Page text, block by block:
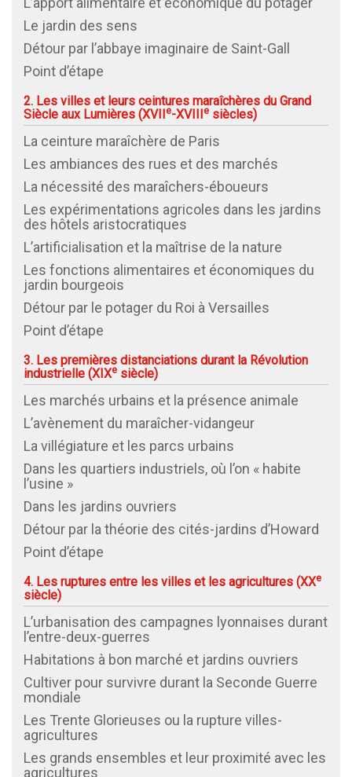
Le jardin des sens
Détour par l’abbaye imaginaire de Saint-Gall
Point d’étape
2. Les villes et leurs ceintures maraîchères du Grand
Siècle aux Lumières (XVIIe-XVIIIe siècles)
La ceinture maraîchère de Paris
Les ambiances des rues et des marchés
La nécessité des maraîchers-éboueurs
Les expérimentations agricoles dans les jardins
des hôtels aristocratiques
L’artificialisation et la maîtrise de la nature
Les fonctions alimentaires et économiques du
jardin bourgeois
Détour par le potager du Roi à Versailles
Point d’étape
3. Les premières distanciations durant la Révolution
industrielle (XIXe siècle)
Les marchés urbains et la présence animale
L’avènement du maraîcher-vidangeur
La villégiature et les parcs urbains
Dans les quartiers industriels, où l’on « habite
l’usine »
Dans les jardins ouvriers
Détour par la théorie des cités-jardins d’Howard
Point d’étape
4. Les ruptures entre les villes et les agricultures (XXe
siècle)
L’urbanisation des campagnes lyonnaises durant
l’entre-deux-guerres
Habitations à bon marché et jardins ouvriers
Cultiver pour survivre durant la Seconde Guerre
mondiale
Les Trente Glorieuses ou la rupture villes-
agricultures
Les grands ensembles et leur proximité avec les
agricultures